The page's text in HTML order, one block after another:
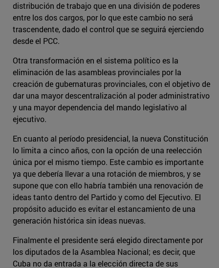
distribución de trabajo que en una división de poderes
entre los dos cargos, por lo que este cambio no será
trascendente, dado el control que se seguirá ejerciendo
desde el PCC.
Otra transformación en el sistema político es la
eliminación de las asambleas provinciales por la
creación de gubernaturas provinciales, con el objetivo de
dar una mayor descentralización al poder administrativo
y una mayor dependencia del mando legislativo al
ejecutivo.
En cuanto al período presidencial, la nueva Constitución
lo limita a cinco años, con la opción de una reelección
única por el mismo tiempo. Este cambio es importante
ya que debería llevar a una rotación de miembros, y se
supone que con ello habría también una renovación de
ideas tanto dentro del Partido y como del Ejecutivo. El
propósito aducido es evitar el estancamiento de una
generación histórica sin ideas nuevas.
Finalmente el presidente será elegido directamente por
los diputados de la Asamblea Nacional; es decir, que
Cuba no da entrada a la elección directa de sus